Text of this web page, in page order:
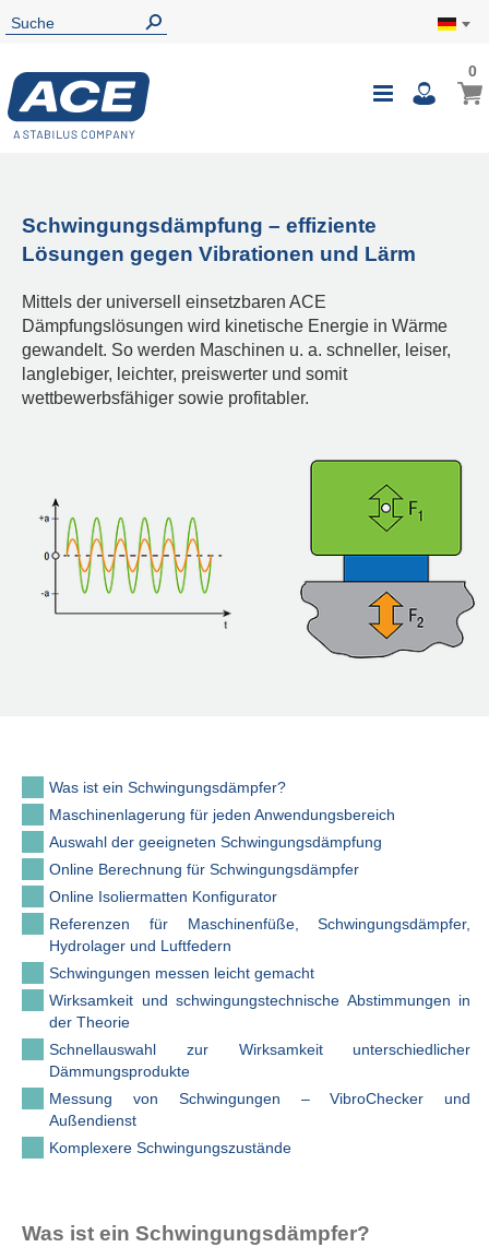
0
Schwingungsdämpfung – effiziente
Lösungen gegen Vibrationen und Lärm
Mittels der universell einsetzbaren ACE
Dämpfungslösungen wird kinetische Energie in Wärme
gewandelt. So werden Maschinen u. a. schneller, leiser,
langlebiger, leichter, preiswerter und somit
wettbewerbsfähiger sowie profitabler.
Was ist ein Schwingungsdämpfer?
Maschinenlagerung für jeden Anwendungsbereich
Auswahl der geeigneten Schwingungsdämpfung
Online Berechnung für Schwingungsdämpfer
Online Isoliermatten Konfigurator
Referenzen für Maschinenfüße, Schwingungsdämpfer,
Hydrolager und Luftfedern
Schwingungen messen leicht gemacht
Wirksamkeit und schwingungstechnische Abstimmungen in
der Theorie
Schnellauswahl zur Wirksamkeit unterschiedlicher
Dämmungsprodukte
Messung von Schwingungen – VibroChecker und
Außendienst
Komplexere Schwingungszustände
Was ist ein Schwingungsdämpfer?